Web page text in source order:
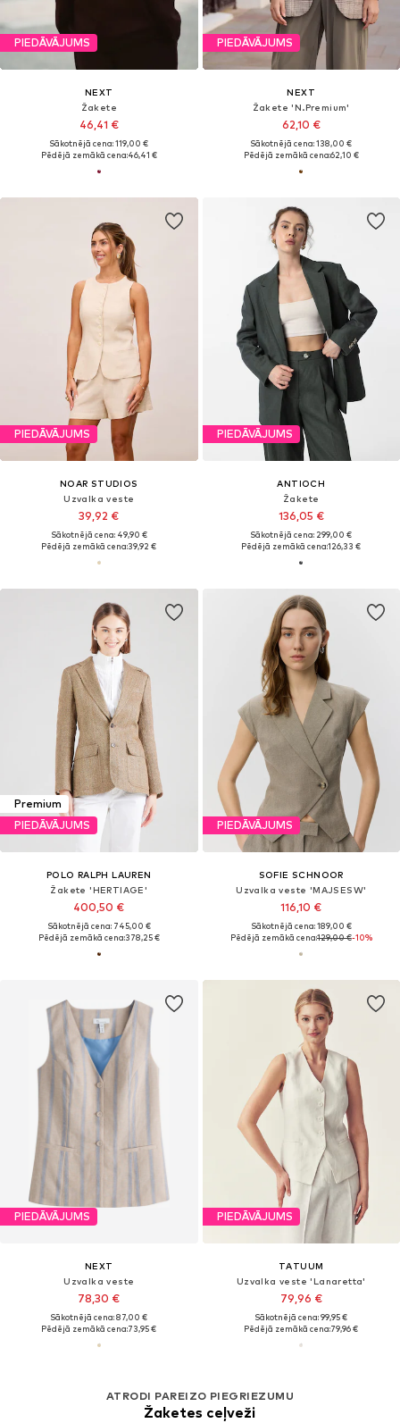
PIEDĀVĀJUMS
NEXT
Žakete
46,41 €
Sākotnējā cena: 119,00 €
Pēdējā zemākā cena:46,41 €
PIEDĀVĀJUMS
NEXT
Žakete 'N.Premium'
62,10 €
Sākotnējā cena: 138,00 €
Pēdējā zemākā cena:62,10 €
PIEDĀVĀJUMS
NOAR STUDIOS
Uzvalka veste
39,92 €
Sākotnējā cena: 49,90 €
Pēdējā zemākā cena:39,92 €
PIEDĀVĀJUMS
ANTIOCH
Žakete
136,05 €
Sākotnējā cena: 299,00 €
Pēdējā zemākā cena:126,33 €
Premium
PIEDĀVĀJUMS
POLO RALPH LAUREN
Žakete 'HERTIAGE'
400,50 €
Sākotnējā cena: 745,00 €
Pēdējā zemākā cena:378,25 €
PIEDĀVĀJUMS
SOFIE SCHNOOR
Uzvalka veste 'MAJSESW'
116,10 €
Sākotnējā cena: 189,00 €
Pēdējā zemākā cena:129,00 €-10%
PIEDĀVĀJUMS
NEXT
Uzvalka veste
78,30 €
Sākotnējā cena: 87,00 €
Pēdējā zemākā cena:73,95 €
PIEDĀVĀJUMS
TATUUM
Uzvalka veste 'Lanaretta'
79,96 €
Sākotnējā cena: 99,95 €
Pēdējā zemākā cena:79,96 €
ATRODI PAREIZO PIEGRIEZUMU
Žaketes ceļveži